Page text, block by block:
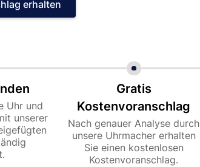
erhalten
Uhr und
unserer
Gratis
Kostenvoranschlag
Nach genauer Analyse durch
unsere Uhrmacher erhalten
Sie einen kostenlosen
Kostenvoranschlag.